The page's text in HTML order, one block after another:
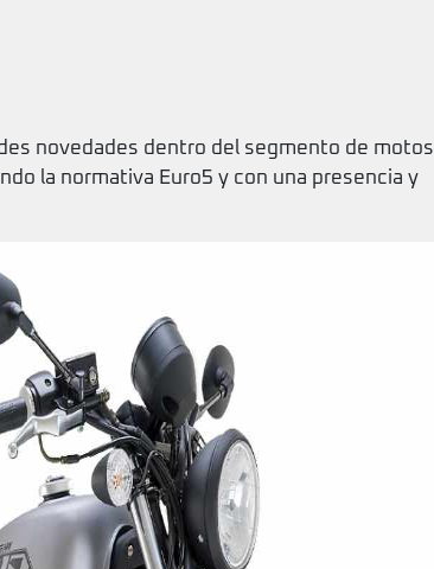
novedades dentro del segmento de motos
la normativa Euro5 y con una presencia y